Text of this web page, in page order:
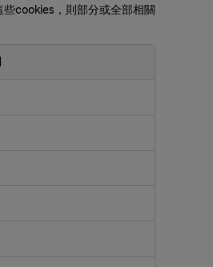
cookies，則部分或全部相關